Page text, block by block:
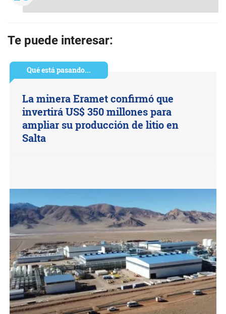
Te puede interesar:
Qué está pasando...
La minera Eramet confirmó que
invertirá US$ 350 millones para
ampliar su producción de litio en
Salta